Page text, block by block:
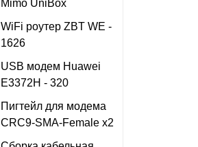
Mimo UniBox
WiFi роутер ZBT WE -
1626
USB модем Huawei
E3372H - 320
Пигтейл для модема
CRC9-SMA-Female x2